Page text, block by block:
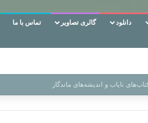
دانلود گالری تصاویر تماس با ما